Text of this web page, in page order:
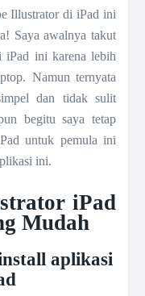
Illustrator di iPad ini
Saya awalnya takut
iPad ini karena lebih
Namun ternyata
dan tidak sulit
begitu saya tetap
untuk pemula ini
ini.
iPad
Mudah
aplikasi